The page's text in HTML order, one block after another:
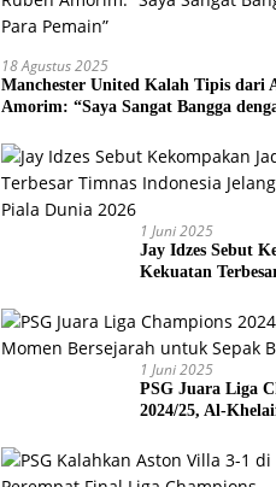
18 Agustus 2025
Manchester United Kalah Tipis dari
Amorim: “Saya Sangat Bangga
1 Juni 2025
Jay Idzes Sebut
Kekuatan
Dunia 2026
1 Juni 2025
PSG Juara Liga
2024/25, Al-
Prancis